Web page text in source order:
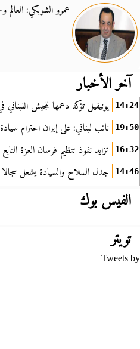
عمرو الشوبكي:
آخر الأخبار
14:24 يونيفيل تؤكد دعمها للجيش
19:50 نائب لبناني: على إيران احترام
16:32 تزايد نفوذ تنظيم فرسان العزة
14:46 جدل السلاح والسيادة يشعل سجالا
الفيس بوك
تويتر
Tweets by